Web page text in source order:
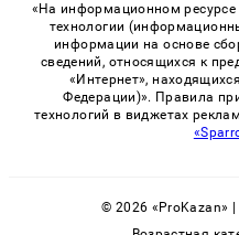
«На информационном
технологии
информации на основе
сведений, относящихся к
«Интернет»,
Федерации)». Правила
технологий в виджетах
© 2026 «ProKazan»